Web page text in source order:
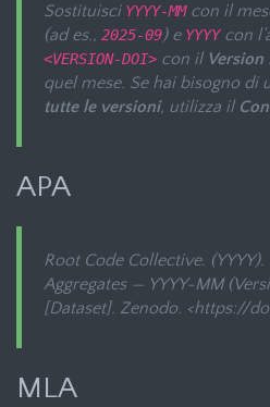
Sostituisci YYYY-MMcon il
(ad es., 2025-09) e YYYYcon
<VERSION-DOI> con il Version
quel mese. Se hai bisogno di
tutte le versioni, utilizza il
APA
Root Code Collective. (YYYY).
Aggregates — YYYY-MM
[Dataset]. Zenodo. <https://
MLA